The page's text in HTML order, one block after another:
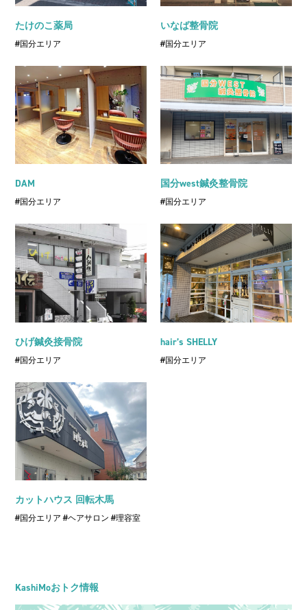
たけのこ薬局
#国分エリア
いなば整骨院
#国分エリア
DAM
#国分エリア
国分west鍼灸整骨院
#国分エリア
ひげ鍼灸接骨院
#国分エリア
hair’s SHELLY
#国分エリア
カットハウス 回転木馬
#国分エリア #ヘアサロン #理容室
KashiMoおトク情報